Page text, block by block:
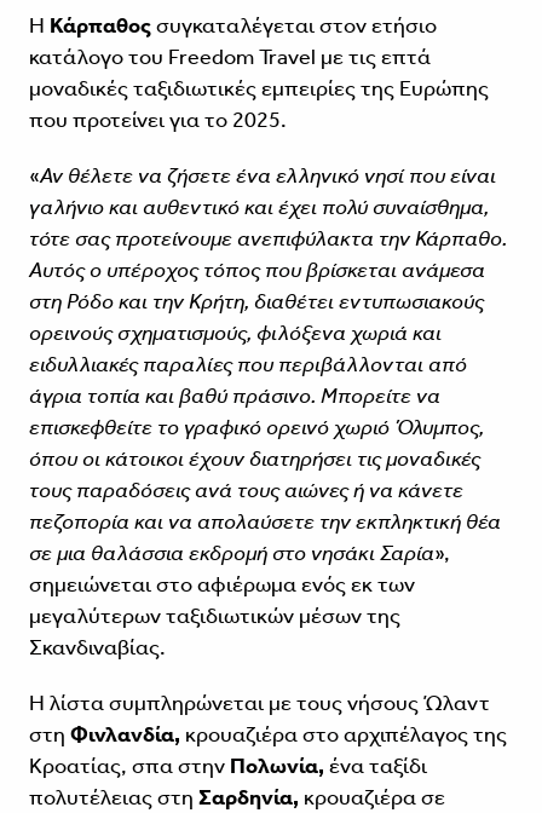
Η Κάρπαθοςσυγκαταλέγεται στον ετήσιο
κατάλογο του Freedom Travel με τις επτά
μοναδικές ταξιδιωτικές εμπειρίες της Ευρώπης
που προτείνει για το 2025.
«Αν θέλετε να ζήσετε ένα ελληνικό νησί που είναι
γαλήνιο και αυθεντικό και έχει πολύ συναίσθημα,
τότε σας προτείνουμε ανεπιφύλακτα την Κάρπαθο.
Αυτός ο υπέροχος τόπος που βρίσκεται ανάμεσα
στη Ρόδο και την Κρήτη, διαθέτει εντυπωσιακούς
ορεινούς σχηματισμούς, φιλόξενα χωριά και
ειδυλλιακές παραλίες που περιβάλλονται από
άγρια τοπία και βαθύ πράσινο. Μπορείτε να
επισκεφθείτε το γραφικό ορεινό χωριό Όλυμπος,
όπου οι κάτοικοι έχουν διατηρήσει τις μοναδικές
τους παραδόσεις ανά τους αιώνες ή να κάνετε
πεζοπορία και να απολαύσετε την εκπληκτική θέα
σε μια θαλάσσια εκδρομή στο νησάκι Σαρία»,
σημειώνεται στο αφιέρωμα ενός εκ των
μεγαλύτερων ταξιδιωτικών μέσων της
Σκανδιναβίας.
Η λίστα συμπληρώνεται με τους νήσους Ώλαντ
στη Φινλανδία, κρουαζιέρα στο αρχιπέλαγος της
Κροατίας, σπα στην Πολωνία, ένα ταξίδι
πολυτέλειας στη Σαρδηνία, κρουαζιέρα σε